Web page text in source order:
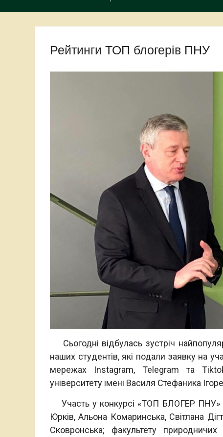
Рейтинги ТОП блогерів ПНУ
Сьогодні відбулась зустріч
наших студентів, які подали заявку на
мережах Instagram, Telegram та
університету імені Василя Стефаника
Участь у конкурсі «ТОП БЛОГЕР ПНУ»
Юрків, Альона Комаринська, Світлана
Сковронська; факультету